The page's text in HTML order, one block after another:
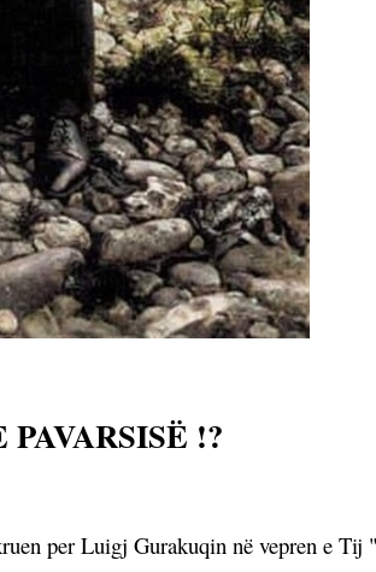
!?
per Luigj Gurakuqin në vepren e Tij